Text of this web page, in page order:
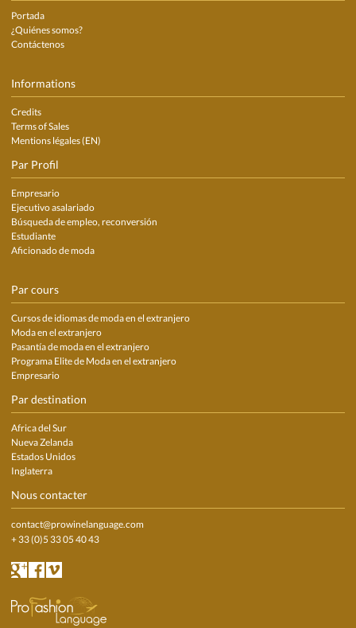
Portada
¿Quiénes somos?
Contáctenos
Informations
Credits
Terms of Sales
Mentions légales (EN)
Par Profil
Empresario
Ejecutivo asalariado
Búsqueda de empleo, reconversión
Estudiante
Aficionado de moda
Par cours
Cursos de idiomas de moda en el extranjero
Moda en el extranjero
Pasantía de moda en el extranjero
Programa Elite de Moda en el extranjero
Empresario
Par destination
Africa del Sur
Nueva Zelanda
Estados Unidos
Inglaterra
Nous contacter
contact@prowinelanguage.com
+ 33 (0)5 33 05 40 43